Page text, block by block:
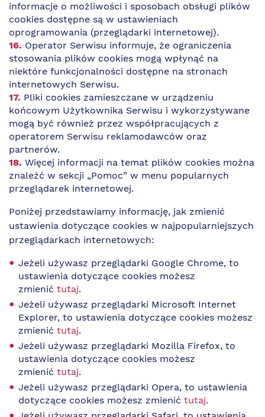
informacje o możliwości i sposobach obsługi plików
cookies dostępne są w ustawieniach
oprogramowania (przeglądarki internetowej).
Operator Serwisu informuje, że ograniczenia
stosowania plików cookies mogą wpłynąć na
niektóre funkcjonalności dostępne na stronach
internetowych Serwisu.
Pliki cookies zamieszczane w urządzeniu
końcowym Użytkownika Serwisu i wykorzystywane
mogą być również przez współpracujących z
operatorem Serwisu reklamodawców oraz
partnerów.
Więcej informacji na temat plików cookies można
znaleźć w sekcji „Pomoc” w menu popularnych
przeglądarek internetowej.
Poniżej przedstawiamy informację, jak zmienić
ustawienia dotyczące cookies w najpopularniejszych
przeglądarkach internetowych:
Jeżeli używasz przeglądarki Google Chrome, to
ustawienia dotyczące cookies możesz
zmienić tutaj.
Jeżeli używasz przeglądarki Microsoft Internet
Explorer, to ustawienia dotyczące cookies możesz
zmienić tutaj.
Jeżeli używasz przeglądarki Mozilla Firefox, to
ustawienia dotyczące cookies możesz
zmienić tutaj.
Jeżeli używasz przeglądarki Opera, to ustawienia
dotyczące cookies możesz zmienić tutaj.